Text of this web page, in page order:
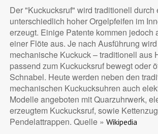
Der "Kuckucksruf" wird traditionell durch
unterschiedlich hoher Orgelpfeifen im
erzeugt. Einige Patente kommen jedoch
einer Flöte aus. Je nach Ausführung
mechanische Kuckuck – traditionell aus
passend zum Kuckucksruf bewegt oder
Schnabel. Heute werden neben den
mechanischen Kuckucksuhren auch
Modelle angeboten mit Quarzuhrwerk,
erzeugtem Kuckucksruf, sowie
Pendelattrappen. Quelle » Wikipedia